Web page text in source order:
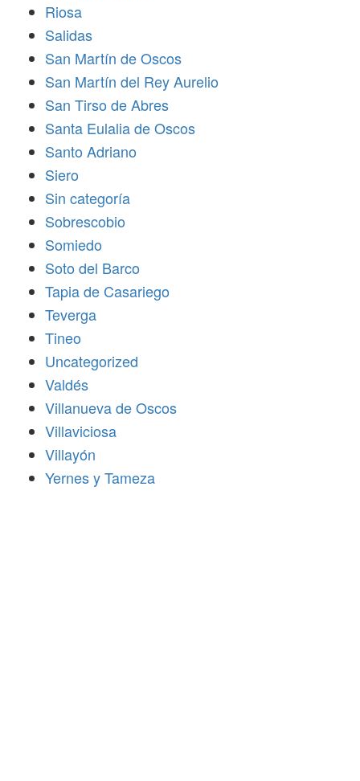
Riosa
Salidas
San Martín de Oscos
San Martín del Rey Aurelio
San Tirso de Abres
Santa Eulalia de Oscos
Santo Adriano
Siero
Sin categoría
Sobrescobio
Somiedo
Soto del Barco
Tapia de Casariego
Teverga
Tineo
Uncategorized
Valdés
Villanueva de Oscos
Villaviciosa
Villayón
Yernes y Tameza